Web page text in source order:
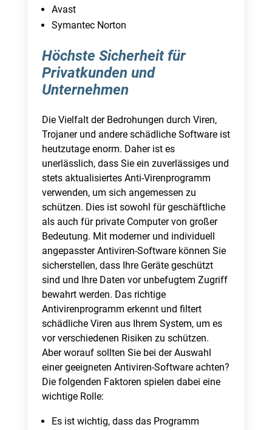
Avast
Symantec Norton
Höchste Sicherheit für
Privatkunden und
Unternehmen
Die Vielfalt der Bedrohungen durch Viren,
Trojaner und andere schädliche Software ist
heutzutage enorm. Daher ist es
unerlässlich, dass Sie ein zuverlässiges und
stets aktualisiertes Anti-Virenprogramm
verwenden, um sich angemessen zu
schützen. Dies ist sowohl für geschäftliche
als auch für private Computer von großer
Bedeutung. Mit moderner und individuell
angepasster Antiviren-Software können Sie
sicherstellen, dass Ihre Geräte geschützt
sind und Ihre Daten vor unbefugtem Zugriff
bewahrt werden. Das richtige
Antivirenprogramm erkennt und filtert
schädliche Viren aus Ihrem System, um es
vor verschiedenen Risiken zu schützen.
Aber worauf sollten Sie bei der Auswahl
einer geeigneten Antiviren-Software achten?
Die folgenden Faktoren spielen dabei eine
wichtige Rolle:
Es ist wichtig, dass das Programm